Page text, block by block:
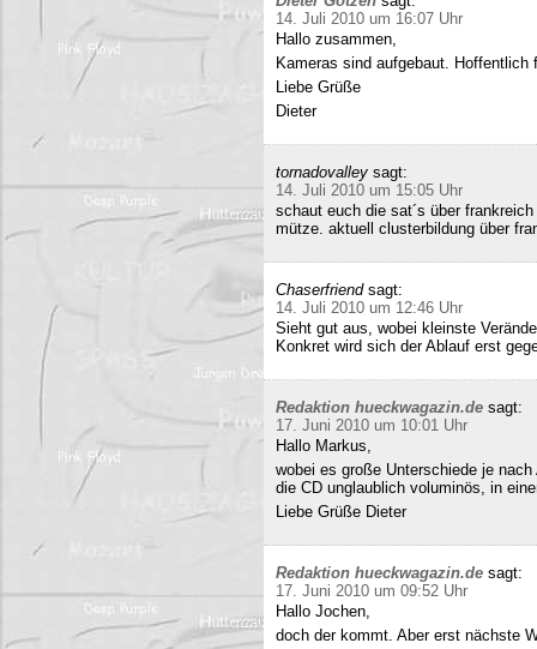
14. Juli 2010 um 16:07 Uhr
Hallo zusammen,
Kameras sind aufgebaut.
Liebe Grüße
Dieter
tornadovalley sagt:
14. Juli 2010 um 15:05 Uhr
schaut euch die sat´s über
mütze. aktuell clusterbildung über
Chaserfriend sagt:
14. Juli 2010 um 12:46 Uhr
Sieht gut aus, wobei kleinste
Konkret wird sich der Ablauf erst
Redaktion hueckwagazin.de sagt:
17. Juni 2010 um 10:01 Uhr
Hallo Markus,
wobei es große Unterschiede je
die CD unglaublich voluminös, in
Liebe Grüße Dieter
Redaktion hueckwagazin.de sagt:
17. Juni 2010 um 09:52 Uhr
Hallo Jochen,
doch der kommt. Aber erst nächste